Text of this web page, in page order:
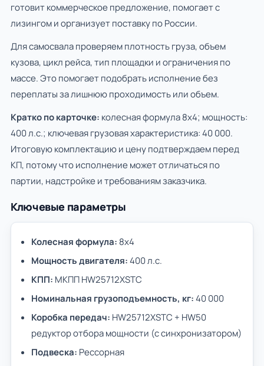
готовит коммерческое предложение, помогает с
лизингом и организует поставку по России.
Для самосвала проверяем плотность груза, объем
кузова, цикл рейса, тип площадки и ограничения по
массе. Это помогает подобрать исполнение без
переплаты за лишнюю проходимость или объем.
Кратко по карточке: колесная формула 8х4; мощность:
400 л.с.; ключевая грузовая характеристика: 40 000.
Итоговую комплектацию и цену подтверждаем перед
КП, потому что исполнение может отличаться по
партии, надстройке и требованиям заказчика.
Ключевые параметры
Колесная формула: 8х4
Мощность двигателя:400 л.с.
КПП: МКПП HW25712XSTC
Номинальная грузоподъемность, кг:40 000
Коробка передач: HW25712XSTC + HW50
редуктор отбора мощности (с синхронизатором)
Подвеска: Рессорная